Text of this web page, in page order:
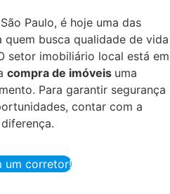
Paulo, é hoje uma das
busca qualidade de vida
setor imobiliário local está em
compra de imóveis uma
Para garantir segurança
contar com a
um corretor!